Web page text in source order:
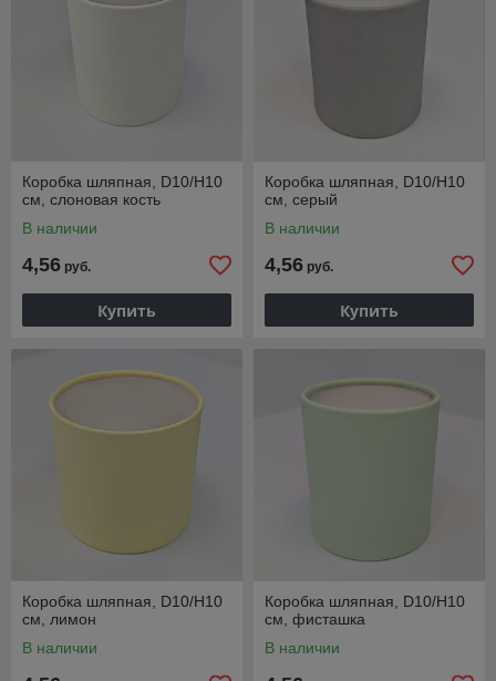
Коробка шляпная, D10/H10
см, слоновая кость
В наличии
4,56 руб.
Купить
Коробка шляпная, D10/H10
см, серый
В наличии
4,56 руб.
Купить
Коробка шляпная, D10/H10
см, лимон
В наличии
Коробка шляпная, D10/H10
см, фисташка
В наличии